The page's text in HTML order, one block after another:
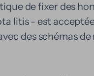
de fixer des
litis - est
des schémas